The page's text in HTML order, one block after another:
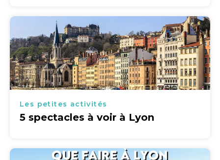
Les petites activités
5 spectacles à voir à Lyon